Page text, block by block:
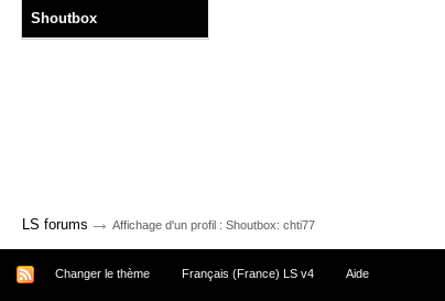
Shoutbox
LS forums → Affichage d'un profil : Shoutbox: chti77
Changer le thème Français (France) LS v4 Aide